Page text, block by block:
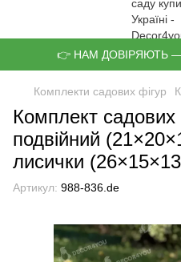
👉 НАМ ДОВІРЯЮТЬ —
Комплекти садових фігур
Комплект садових
подвійний
лисички
Артикул: 988-836.de